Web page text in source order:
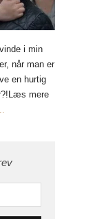
i min
når man er
en hurtig
mere